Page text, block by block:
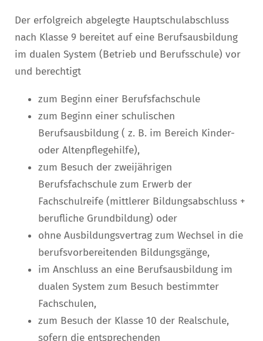
Der erfolgreich abgelegte Hauptschulabschluss
nach Klasse 9 bereitet auf eine Berufsausbildung
im dualen System (Betrieb und Berufsschule) vor
und berechtigt
zum Beginn einer Berufsfachschule
zum Beginn einer schulischen
Berufsausbildung ( z. B. im Bereich Kinder-
oder Altenpflegehilfe),
zum Besuch der zweijährigen
Berufsfachschule zum Erwerb der
Fachschulreife (mittlerer Bildungsabschluss +
berufliche Grundbildung) oder
ohne Ausbildungsvertrag zum Wechsel in die
berufsvorbereitenden Bildungsgänge,
im Anschluss an eine Berufsausbildung im
dualen System zum Besuch bestimmter
Fachschulen,
zum Besuch der Klasse 10 der Realschule,
sofern die entsprechenden